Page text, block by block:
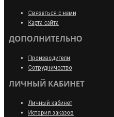
Связаться с нами
Карта сайта
ДОПОЛНИТЕЛЬНО
Производители
Сотрудничество
ЛИЧНЫЙ КАБИНЕТ
Личный кабинет
История заказов